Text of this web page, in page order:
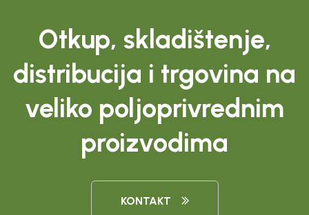
Otkup, skladištenje,
distribucija i trgovina na
veliko poljoprivrednim
proizvodima
KONTAKT